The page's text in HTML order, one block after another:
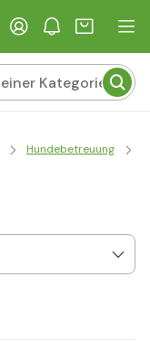
Hundebetreuung